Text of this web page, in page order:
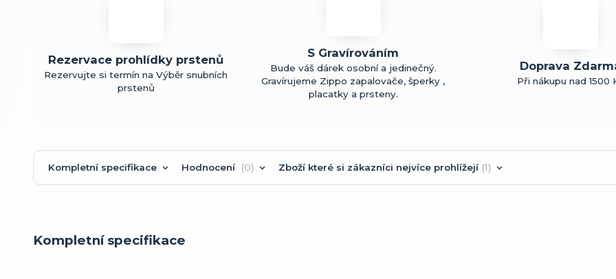
Rezervace prohlídky prstenů
Rezervujte si termín na Výběr snubních
prstenů
S Gravírováním
Bude váš dárek osobní a jedinečný.
Gravírujeme Zippo zapalovače, šperky ,
placatky a prsteny.
Doprava
Při nákupu nad 1500
Kompletní specifikace Hodnocení 0 Zboží které si zákazníci nejvíce prohlížejí 1
Kompletní specifikace